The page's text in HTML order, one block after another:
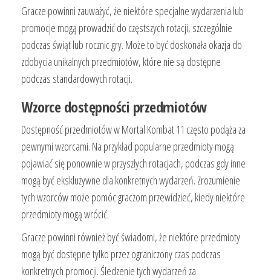
Gracze powinni zauważyć, że niektóre specjalne wydarzenia lub
promocje mogą prowadzić do częstszych rotacji, szczególnie
podczas świąt lub rocznic gry. Może to być doskonała okazja do
zdobycia unikalnych przedmiotów, które nie są dostępne
podczas standardowych rotacji.
Wzorce dostępności przedmiotów
Dostępność przedmiotów w Mortal Kombat 11 często podąża za
pewnymi wzorcami. Na przykład popularne przedmioty mogą
pojawiać się ponownie w przyszłych rotacjach, podczas gdy inne
mogą być ekskluzywne dla konkretnych wydarzeń. Zrozumienie
tych wzorców może pomóc graczom przewidzieć, kiedy niektóre
przedmioty mogą wrócić.
Gracze powinni również być świadomi, że niektóre przedmioty
mogą być dostępne tylko przez ograniczony czas podczas
konkretnych promocji. Śledzenie tych wydarzeń za